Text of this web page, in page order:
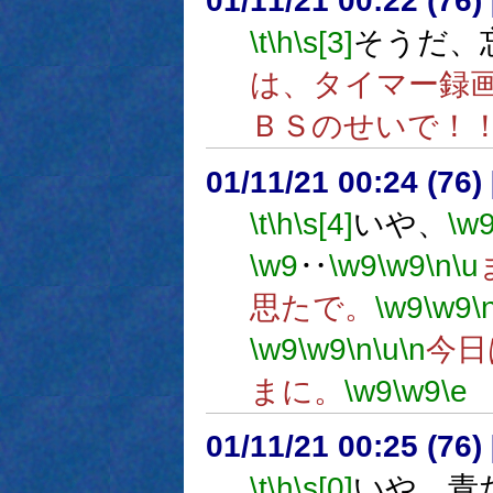
\t\h\s[3]そうだ、
は、タイマー録
ＢＳのせいで！
01/11/21 00:24 (76)
\t\h\s[4]いや、
\w9‥\w9\w9\n\u
思たで。 \w9\w9
\w9\w9\n\u\n今
まに。 \w9\w9\e
01/11/21 00:25 (76)